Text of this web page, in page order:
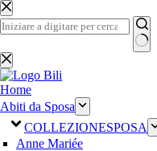
Salta
al
contenuto
Nessun
risultato
Home
Abiti da Sposa
COLLEZIONESPOSA
Anne Mariée